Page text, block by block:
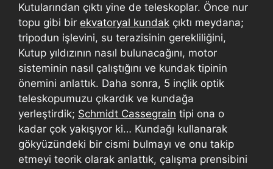
Kutularından çıktı yine de teleskoplar. Önce nur
topu gibi bir ekvatoryal kundak çıktı meydana;
tripodun işlevini, su terazisinin gerekliliğini,
Kutup yıldızının nasıl bulunacağını, motor
sisteminin nasıl çalıştığını ve kundak tipinin
önemini anlattık. Daha sonra, 5 inçlik optik
teleskopumuzu çıkardık ve kundağa
yerleştirdik; Schmidt Cassegrain tipi ona o
kadar çok yakışıyor ki… Kundağı kullanarak
gökyüzündeki bir cismi bulmayı ve onu takip
etmeyi teorik olarak anlattık, çalışma prensibini